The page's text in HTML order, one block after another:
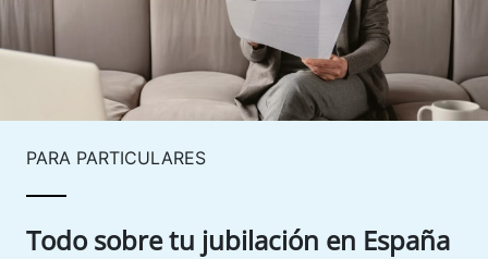
PARA PARTICULARES
Todo sobre tu jubilación en España